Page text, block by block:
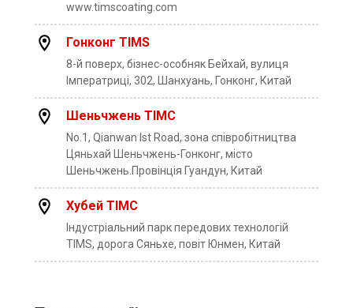
www.timscoating.com
Гонконг TIMS
8-й поверх, бізнес-особняк Бейхай, вулиця
Імператриці, 302, Шанхуань, Гонконг, Китай
Шеньчжень ТІМС
No.1, Qianwan lst Road, зона співробітництва
Цяньхай Шеньчжень-Гонконг, місто
Шеньчжень.Провінція Гуандун, Китай
Хубей ТІМС
Індустріальний парк передових технологій
TIMS, дорога Сяньхе, повіт Юнмен, Китай